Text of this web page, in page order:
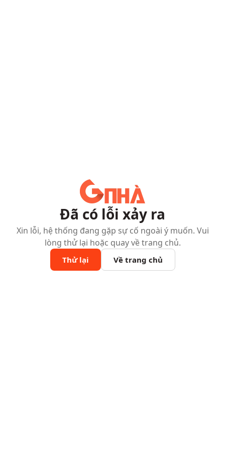
Đã có lỗi xảy ra
Xin lỗi, hệ thống đang gặp sự cố ngoài ý muốn. Vui
lòng thử lại hoặc quay về trang chủ.
Thử lại Về trang chủ